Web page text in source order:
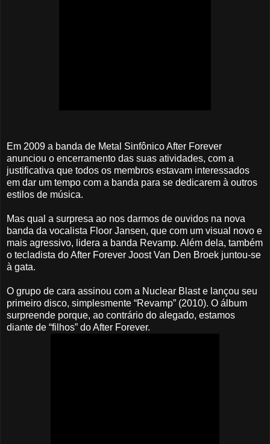
Em 2009 a banda de Metal Sinfônico After Forever
anunciou o encerramento das suas atividades, com a
justificativa que todos os membros estavam interessados
em dar um tempo com a banda para se dedicarem à outros
estilos de música.
Mas qual a surpresa ao nos darmos de ouvidos na nova
banda da vocalista Floor Jansen, que com um visual novo e
mais agressivo, lidera a banda Revamp. Além dela, também
o tecladista do After Forever Joost Van Den Broek juntou-se
à gata.
O grupo de cara assinou com a Nuclear Blast e lançou seu
primeiro disco, simplesmente “Revamp” (2010). O álbum
surpreende porque, ao contrário do alegado, estamos
diante de “filhos” do After Forever.